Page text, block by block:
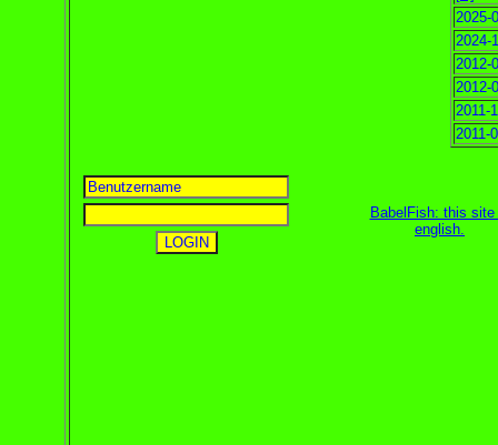
2025-
2024-
2012-
2012-
2011-
2011-
BabelFish: this site
english.